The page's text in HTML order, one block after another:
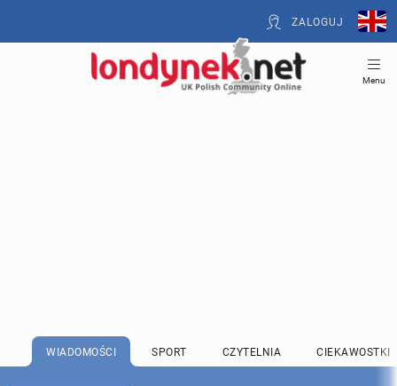
ZALOGUJ
Menu
WIADOMOŚCI SPORT CZYTELNIA CIEKAWOSTKI